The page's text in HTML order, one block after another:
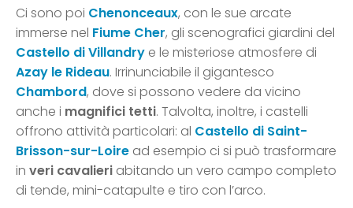
Ci sono poi Chenonceaux, con le sue arcate
immerse nel Fiume Cher, gli scenografici giardini del
Castello di Villandry e le misteriose atmosfere di
Azay le Rideau. Irrinunciabile il gigantesco
Chambord, dove si possono vedere da vicino
anche i magnifici tetti. Talvolta, inoltre, i castelli
offrono attività particolari: al Castello di Saint-
Brisson-sur-Loire ad esempio ci si può trasformare
in veri cavalieri abitando un vero campo completo
di tende, mini-catapulte e tiro con l’arco.